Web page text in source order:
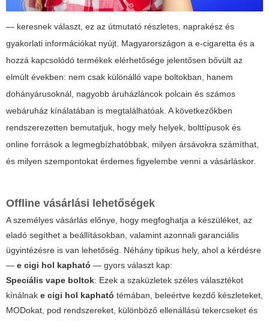
— keresnek választ, ez az útmutató részletes, naprakész és
gyakorlati információkat nyújt. Magyarországon a e-cigaretta és a
hozzá kapcsolódó termékek elérhetősége jelentősen bővült az
elmúlt években: nem csak különálló vape boltokban, hanem
dohányárusoknál, nagyobb áruházláncok polcain és számos
webáruház kínálatában is megtalálhatóak. A következőkben
rendszerezetten bemutatjuk, hogy mely helyek, bolttípusok és
online források a legmegbízhatóbbak, milyen ársávokra számíthat,
és milyen szempontokat érdemes figyelembe venni a vásárláskor.
Offline vásárlási lehetőségek
A személyes vásárlás előnye, hogy megfoghatja a készüléket, az
eladó segíthet a beállításokban, valamint azonnali garanciális
ügyintézésre is van lehetőség. Néhány tipikus hely, ahol a kérdésre
— e cigi hol kapható — gyors választ kap:
Speciális vape boltok: Ezek a szaküzletek széles választékot
kínálnak e cigi hol kapható témában, beleértve kezdő készleteket,
MODokat, pod rendszereket, különböző ellenállású tekercseket és